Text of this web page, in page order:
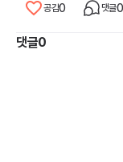
공감0 댓글0
댓글0